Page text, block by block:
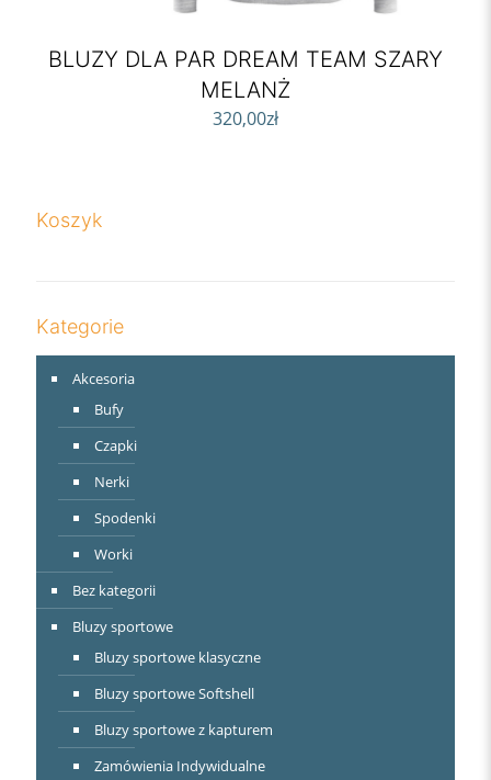
BLUZY DLA PAR DREAM TEAM SZARY
MELANŻ
320,00zł
Koszyk
Kategorie
Akcesoria
Bufy
Czapki
Nerki
Spodenki
Worki
Bez kategorii
Bluzy sportowe
Bluzy sportowe klasyczne
Bluzy sportowe Softshell
Bluzy sportowe z kapturem
Zamówienia Indywidualne